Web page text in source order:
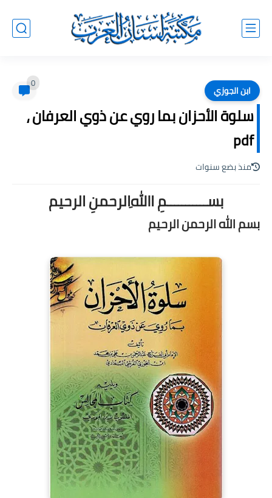
ابن الجوزي 0
سلوة الأحزان بما روي عن ذوي العرفان ،
pdf
منذ بضع سنوات
بســـــــــــمِ اﷲِالرحمنِ الرحيم
بسم الله الرحمن الرحيم